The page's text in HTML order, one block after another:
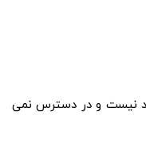
نیست و در دسترس نمی